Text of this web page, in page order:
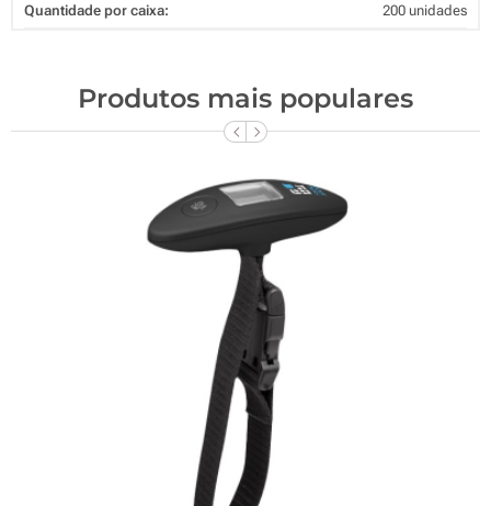
Quantidade por caixa: 200 unidades
Produtos mais populares